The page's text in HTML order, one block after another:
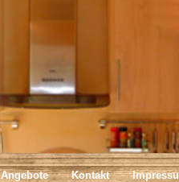
Angebote Kontakt